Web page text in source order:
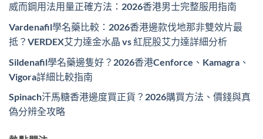
威而鋼用法用量正確方法：2026香港男士完整服用指南
Vardenafil學名藥比較：2026香港邊款伐地那非雙效片最
抵？VERDEX艾力達金水晶 vs 紅屁股艾力達詳細分析
Sildenafil學名藥邊隻好？2026香港Cenforce、Kamagra、
Vigora詳細比較指南
Spinach汗馬糖香港邊度買正貨？2026購買方法、價錢與真
偽分辨全攻略